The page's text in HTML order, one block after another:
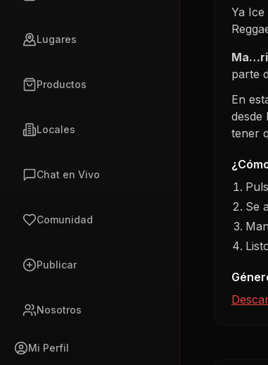
Lugares
Productos
Locales
Chat en Vivo
Comunidad
Publicar
Nosotros
Mi Perfil
Ya
parte
En
desde
tener
Se